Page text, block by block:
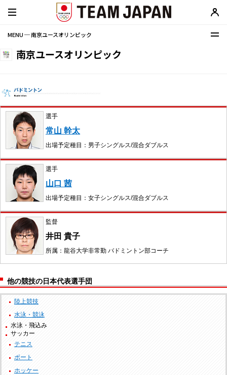
MENU ─ 南京ユースオリンピック
南京ユースオリンピック
選手
常山 幹太
出場予定種目：男子シングルス/混合ダブルス
選手
山口 茜
出場予定種目：女子シングルス/混合ダブルス
監督
井田 貴子
所属：龍谷大学非常勤 バドミントン部コーチ
他の競技の日本代表選手団
陸上競技
水泳・競泳
水泳・飛込み
サッカー
テニス
ボート
ホッケー